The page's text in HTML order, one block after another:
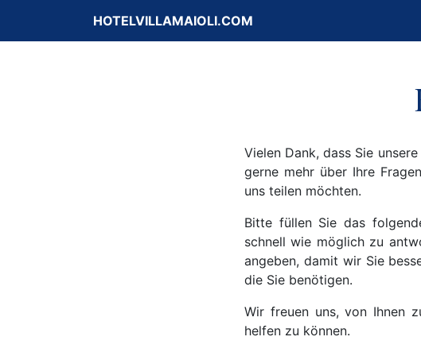
HOTELVILLAMAIOLI.COM
Vielen Dank, dass Sie
gerne mehr über Ihre
uns teilen möchten.
Bitte füllen Sie das
schnell wie möglich zu
angeben, damit wir Sie
die Sie benötigen.
Wir freuen uns, von Ihnen
helfen zu können.